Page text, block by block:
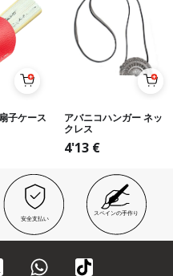
子ケース
アバニコハンガー ネッ
クレス
4'13 €
安全支払い
スペインの手作り